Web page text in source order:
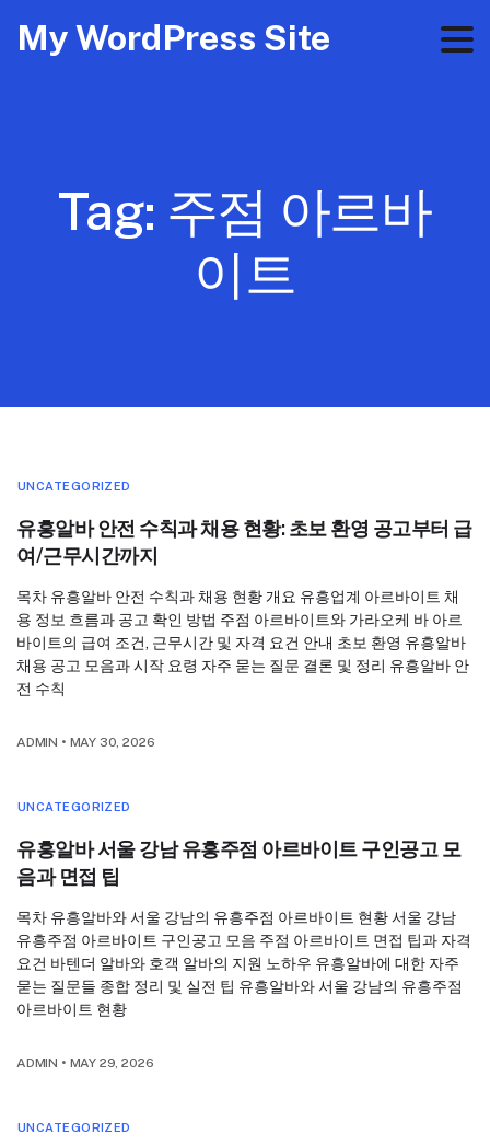
My WordPress Site
Tag: 주점 아르바
이트
UNCATEGORIZED
유흥알바 안전 수칙과 채용 현황: 초보 환영 공고부터 급
여/근무시간까지
목차 유흥알바 안전 수칙과 채용 현황 개요 유흥업계 아르바이트 채
용 정보 흐름과 공고 확인 방법 주점 아르바이트와 가라오케 바 아르
바이트의 급여 조건, 근무시간 및 자격 요건 안내 초보 환영 유흥알바
채용 공고 모음과 시작 요령 자주 묻는 질문 결론 및 정리 유흥알바 안
전 수칙
ADMIN • MAY 30, 2026
UNCATEGORIZED
유흥알바 서울 강남 유흥주점 아르바이트 구인공고 모
음과 면접 팁
목차 유흥알바와 서울 강남의 유흥주점 아르바이트 현황 서울 강남
유흥주점 아르바이트 구인공고 모음 주점 아르바이트 면접 팁과 자격
요건 바텐더 알바와 호객 알바의 지원 노하우 유흥알바에 대한 자주
묻는 질문들 종합 정리 및 실전 팁 유흥알바와 서울 강남의 유흥주점
아르바이트 현황
ADMIN • MAY 29, 2026
UNCATEGORIZED